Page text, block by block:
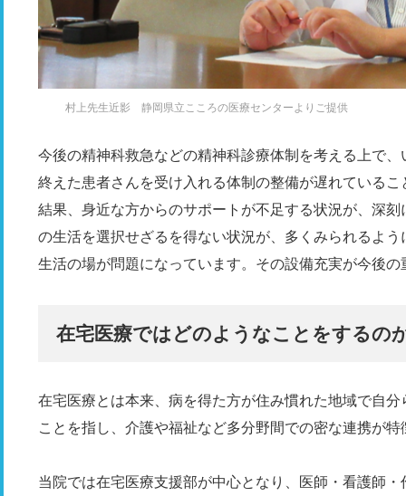
村上先生近影 静岡県立こころの医療センターよりご提供
今後の精神科救急などの精神科診療体制を考える上で
終えた患者さんを受け入れる体制の整備が遅れている
結果、身近な方からのサポートが不足する状況が、深
の生活を選択せざるを得ない状況が、多くみられるよ
生活の場が問題になっています。その設備充実が今後
在宅医療ではどのようなことをするの
在宅医療とは本来、病を得た方が住み慣れた地域で自
ことを指し、介護や福祉など多分野間での密な連携が特
当院では在宅医療支援部が中心となり、医師・看護師